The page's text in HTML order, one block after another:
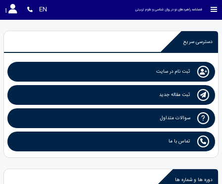
فصلنامه راهبردهای نو در روان شناسی و علوم تربیتی EN
دسترسی سریع
ثبت نام در سایت
ثبت مقاله جدید
سوالات متداول
تماس با ما
دوره ها و شماره ها